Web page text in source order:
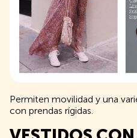
Permiten movilidad y una
con prendas rígidas.